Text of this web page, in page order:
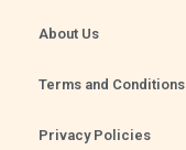
About Us
Terms and Conditions
Privacy Policies